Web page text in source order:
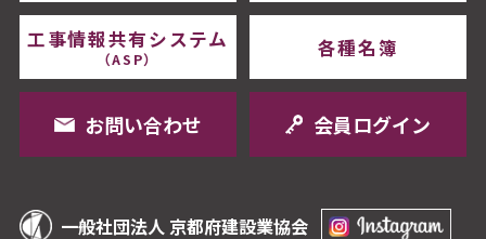
工事情報共有システム
（ASP） 各種名簿
会員ログイン
お問い合わせ
一般社団法人 京都府建設業協会